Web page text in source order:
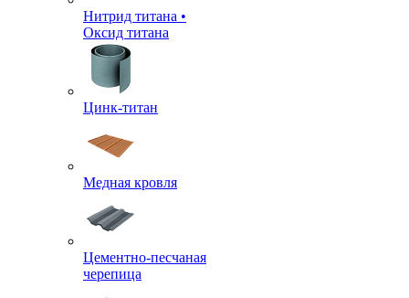
Нитрид титана •
Оксид титана
Цинк-титан
Медная кровля
Цементно-песчаная
черепица